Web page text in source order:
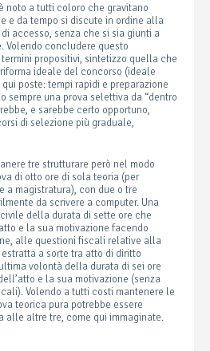
noto a tutti coloro che gravitano
e da tempo si discute in ordine alla
accesso, senza che si sia giunti a
Volendo concludere questo
propositivi, sintetizzo quella che
ideale del concorso (ideale
poste: tempi rapidi e preparazione
sempre una prova selettiva da “dentro
e sarebbe certo opportuno,
di selezione più graduale,
tre strutturare però nel modo
di otto ore di sola teoria (per
a magistratura), con due o tre
da scrivere a computer. Una
della durata di sette ore che
e la sua motivazione facendo
alle questioni fiscali relative alla
a sorte tra atto di diritto
volontà della durata di sei ore
e la sua motivazione (senza
Volendo a tutti costi mantenere le
teorica pura potrebbe essere
alle altre tre, come qui immaginate.